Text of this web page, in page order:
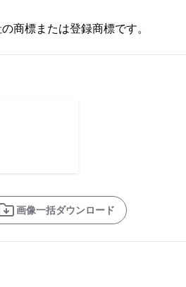
商標または登録商標です。
画像一括ダウンロード